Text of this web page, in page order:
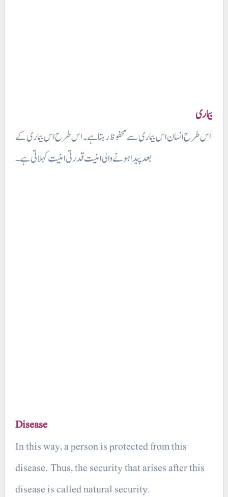
بیماری
اس طرح انسان اس بیماری سے محفوظ رہتا ہے۔ اس طرح اس بیماری کے
بعد پیدا ہونے والی امنیت قدرتی امنیت کہلاتی ہے۔
Disease
In this way, a person is protected from this
disease. Thus, the security that arises after this
disease is called natural security.